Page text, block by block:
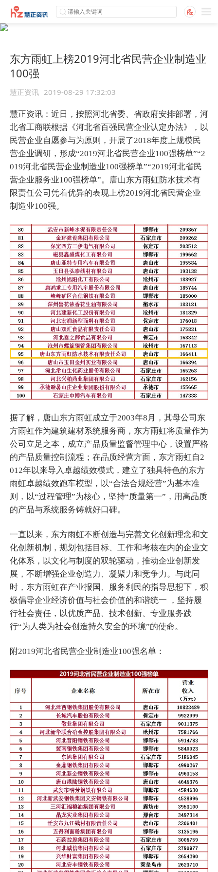
东方雨虹上榜2019河北省民营企业制造业
100强
慧正资讯 2019-08-29 17:32:03
慧正资讯：近日，按照河北省委、省政府安排部署，河
北省工商联根据《河北省百强民营企业认定办法》，以
民营企业自愿参与为原则，开展了2018年度上规模民
营企业调研，形成“2019河北省民营企业100强榜单”“2
019河北省民营企业制造业100强榜单”“2019河北省民
营企业服务业100强榜单”。唐山东方雨虹防水技术有
限责任公司凭着优异的表现上榜2019河北省民营企业
制造业100强。
据了解，唐山东方雨虹成立于2003年8月，其母公司东
方雨虹作为建筑建材系统服务商，东方雨虹将质量作为
公司立足之本，成立产品质量监督管理中心，设置严格
的产品质量控制流程；在品质经营方面，东方雨虹自2
012年以来导入卓越绩效模式，建立了独具特色的东方
雨虹卓越绩效跑车模型，以“合法合规经营”为基本准
则，以“过程管理”为核心，坚持“质量第一”，用高品质
的产品与系统服务铸就好口碑。
一直以来，东方雨虹不断创造与完善文化创新理念和文
化创新机制，规划包括目标、工作和考核在内的企业文
化体系，以文化与制度的双轮驱动，推动企业创新发
展，不断增强企业创造力、凝聚力和竞争力。与此同
时，东方雨虹在产业报国、服务利民的指导思想下，积
极倡导企业经济价值与社会价值的和谐统一 ，坚持履
行社会责任，以优质产品、技术创新、专业服务践
行“为人类为社会创造持久安全的环境”的使命。
附2019河北省民营企业制造业100强名单：